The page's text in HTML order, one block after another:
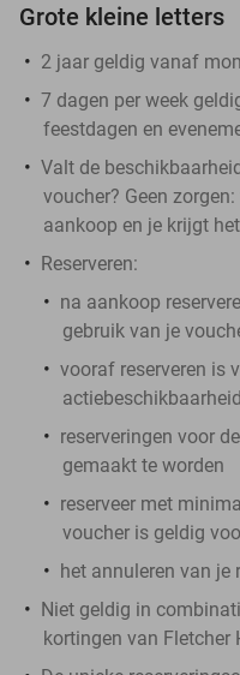
Grote kleine letters
2 jaar geldig vanaf
7 dagen per week
feestdagen en
Valt de
voucher? Geen
aankoop en je krijgt
Reserveren:
na aankoop
gebruik van je
vooraf reserveren is
actiebeschikbaarheid
reserveringen voor
gemaakt te worden
reserveer met
voucher is geldig
het annuleren van je
Niet geldig in
kortingen van Fletcher